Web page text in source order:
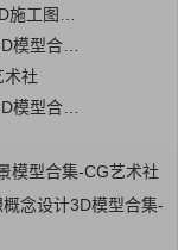
面-CG艺术社
CG艺术社
术社
CG艺术社
模型合集-CG艺术社
念设计3D模型合集-